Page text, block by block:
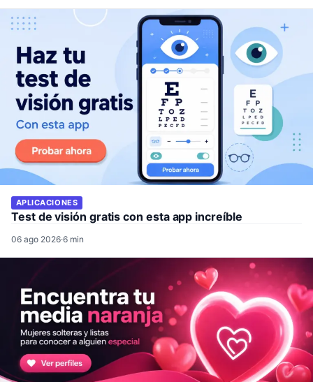
APLICACIONES
Test de visión gratis con esta app increíble
06 ago 2026·6 min